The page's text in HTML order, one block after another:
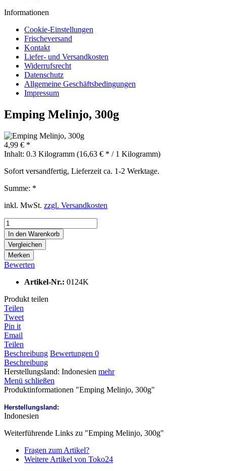
Informationen
Cookie-Einstellungen
Frischeversand
Kontakt
Liefer- und Versandkosten
Widerrufsrecht
Datenschutz
Allgemeine Geschäftsbedingungen
Impressum
Emping Melinjo, 300g
4,99 € *
Inhalt: 0.3 Kilogramm (16,63 € * / 1 Kilogramm)
Sofort versandfertig, Lieferzeit ca. 1-2 Werktage.
Summe: *
inkl. MwSt. zzgl. Versandkosten
In den Warenkorb
Vergleichen
Merken
Bewerten
Artikel-Nr.: 0124K
Produkt teilen
Teilen
Tweet
Pin it
Email
Teilen
Beschreibung Bewertungen 0
Beschreibung
Herstellungsland: Indonesien mehr
Menü schließen
Produktinformationen "Emping Melinjo, 300g"
Herstellungsland:
Indonesien
Weiterführende Links zu "Emping Melinjo, 300g"
Fragen zum Artikel?
Weitere Artikel von Toko24